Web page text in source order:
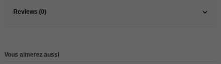
Reviews (0)
Vous aimerez aussi